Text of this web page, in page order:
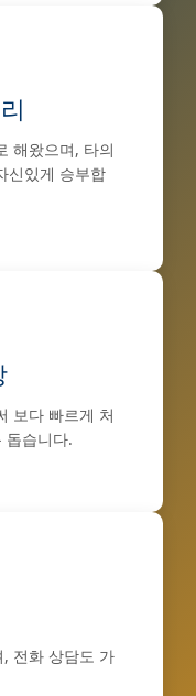
해왔으며, 타의
신있게 승부합
보다 빠르게 처
돕습니다.
전화 상담도 가